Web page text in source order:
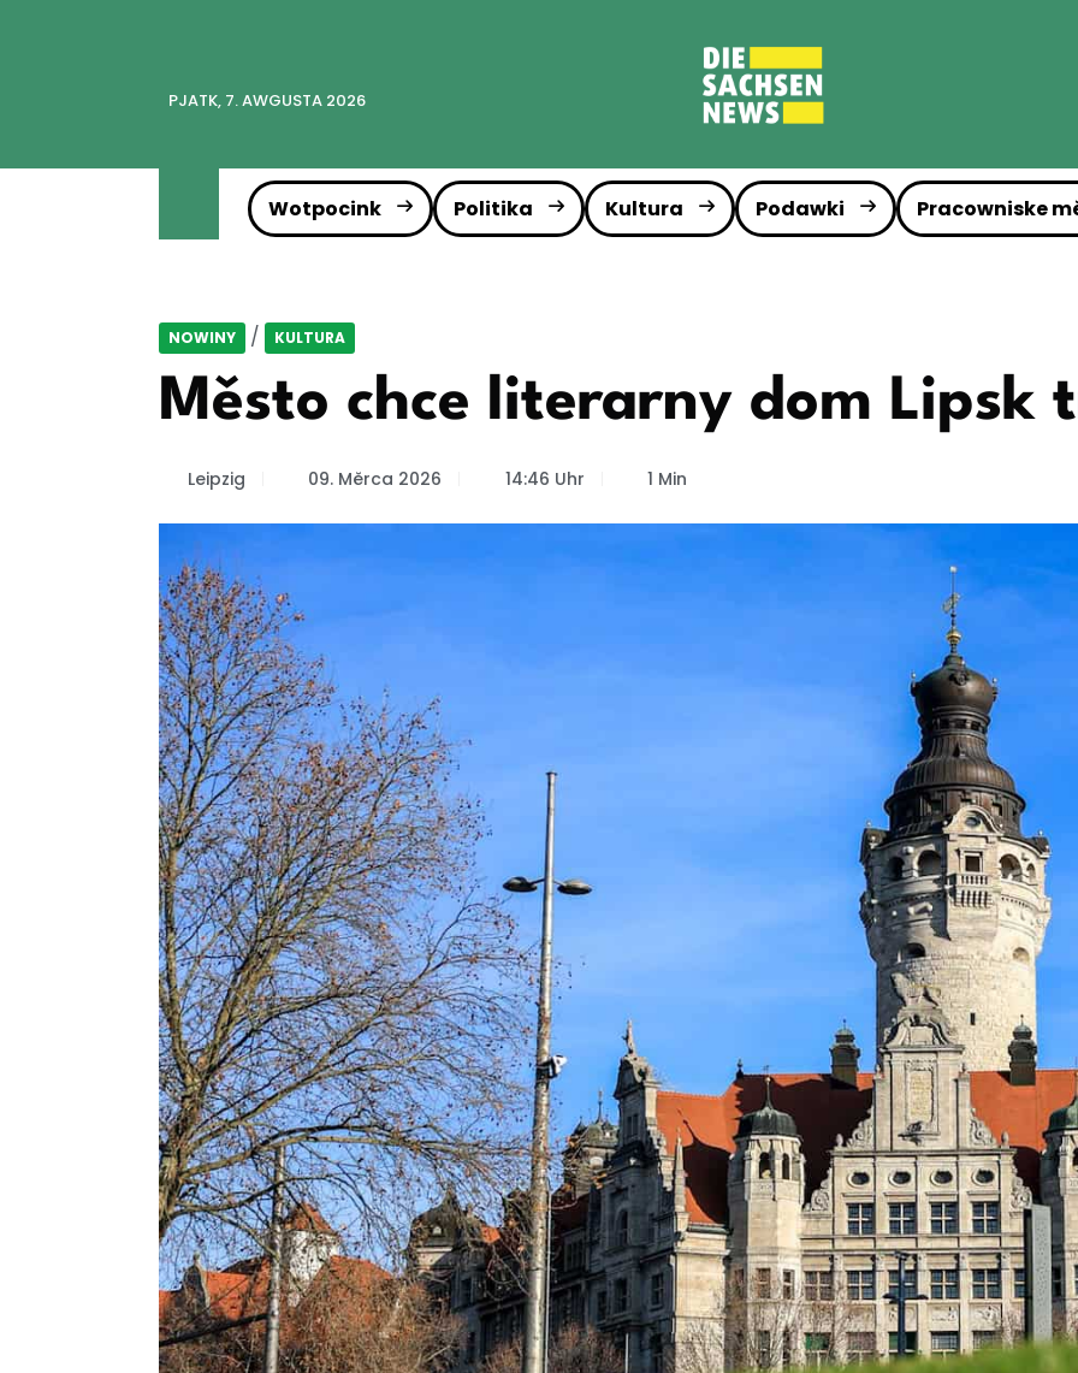
PJATK, 7. AWGUSTA 2026
Wotpocink Politika Kultura Podawki Pracowniske
NOWINY / KULTURA
Město chce literarny dom Lipsk
Leipzig 09. Měrca 2026 14:46 Uhr 1 Min